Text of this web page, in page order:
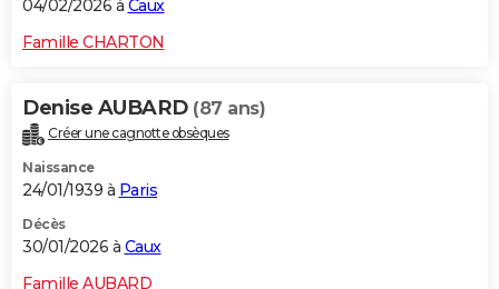
04/02/2026 à Caux
Famille CHARTON
Denise AUBARD (87 ans)
Créer une cagnotte obsèques
Naissance
24/01/1939 à Paris
Décès
30/01/2026 à Caux
Famille AUBARD